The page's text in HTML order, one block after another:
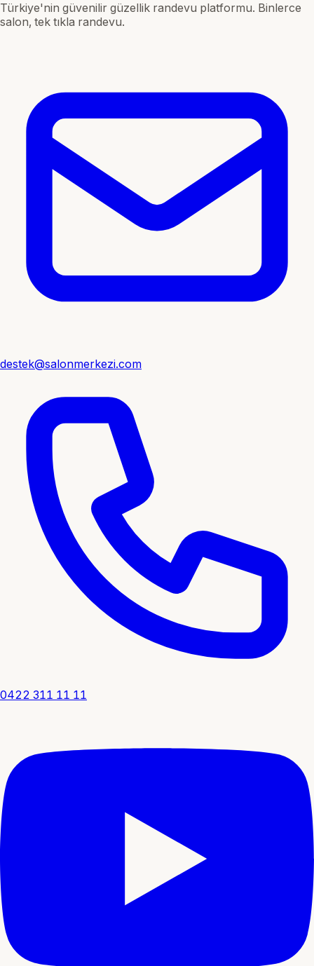
Türkiye'nin güvenilir güzellik randevu platformu. Binlerce
salon, tek tıkla randevu.
destek@salonmerkezi.com
0422 311 11 11